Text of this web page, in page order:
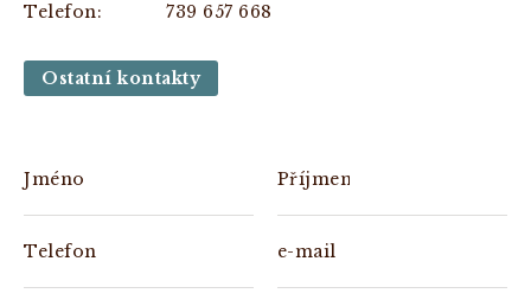
Telefon:
739 657 668
Ostatní kontakty
Jméno Příjmení
Telefon e-mail